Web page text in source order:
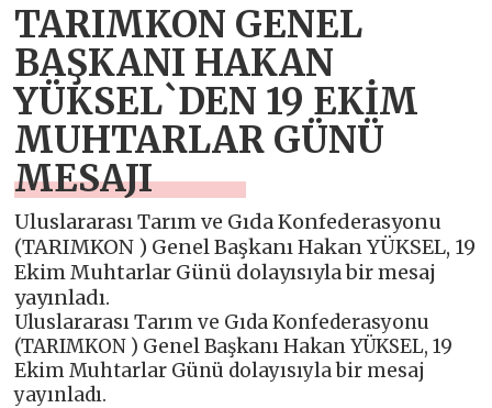
TARIMKON GENEL
BAŞKANI HAKAN
YÜKSEL`DEN 19 EKİM
MUHTARLAR GÜNÜ
MESAJI
Uluslararası Tarım ve Gıda Konfederasyonu
(TARIMKON ) Genel Başkanı Hakan YÜKSEL, 19
Ekim Muhtarlar Günü dolayısıyla bir mesaj
yayınladı.
Uluslararası Tarım ve Gıda Konfederasyonu
(TARIMKON ) Genel Başkanı Hakan YÜKSEL, 19
Ekim Muhtarlar Günü dolayısıyla bir mesaj
yayınladı.